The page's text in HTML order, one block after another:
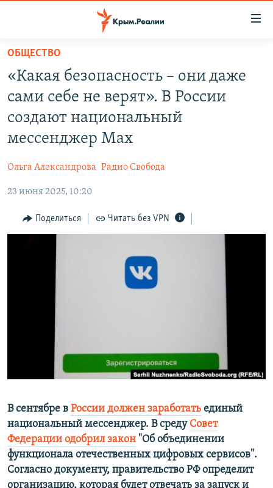
Вернуться
основному
содержанию
главной
Вернутся
СПЕЦПРОЕКТЫ
КАРТА ВОЕННЫХ ОБЪЕКТОВ КРЫМА
ИНФОГРАФИКА
ТЕЛЕПРОЕКТ КРЫМ.РЕАЛИИ
КРЫМ.НЕПОКОРЕННЫЙ
УКРАИНСКАЯ ПРОБЛЕМА КРЫМА
РАДІО СВОБОДА
КАК ОБОЙТИ БЛОКИРОВКУ
Все сайты RFE/RL
ОБЩЕСТВО
«Какая безопасность – они даже
сами себе не верят». В России
создают национальный
мессенджер Max
Ольга Александрова Радио Свобода
23 июня 2025, 10:20
Поделиться Читать без VPN
В сентябре в России должен заработать единый
национальный мессенджер. В среду Совет
Федерации одобрил закон "Об объединении
функционала отечественных цифровых сервисов".
Согласно документу, правительство РФ определит
организацию, которая будет отвечать за запуск и